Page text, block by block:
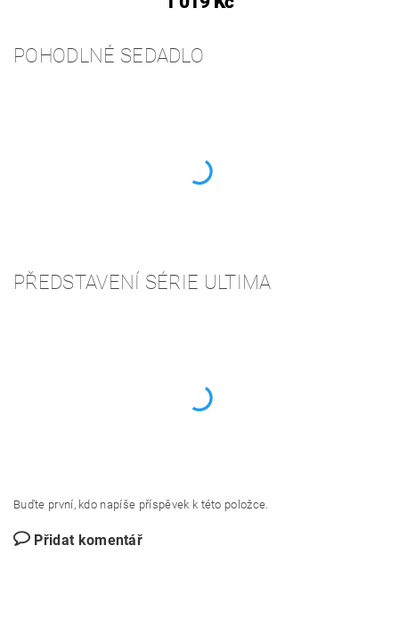
POHODLNÉ SEDADLO
PŘEDSTAVENÍ SÉRIE ULTIMA
Buďte první, kdo napíše příspěvek k této položce.
Přidat komentář